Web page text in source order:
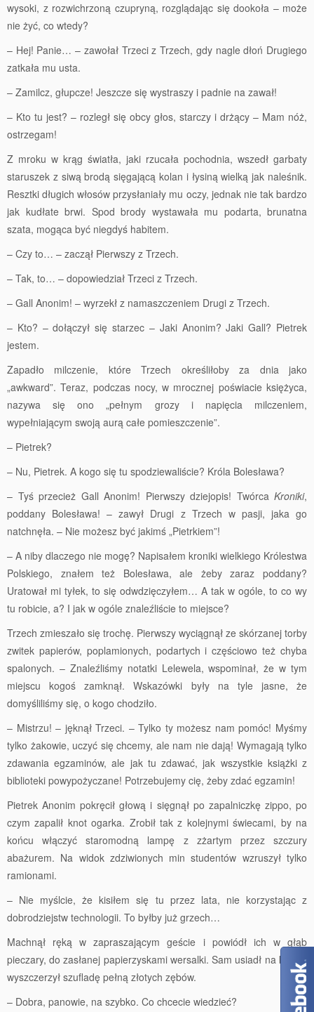
wysoki, z rozwichrzoną czupryną, rozglądając się dookoła – może
nie żyć, co wtedy?
– Hej! Panie… – zawołał Trzeci z Trzech, gdy nagle dłoń Drugiego
zatkała mu usta.
– Zamilcz, głupcze! Jeszcze się wystraszy i padnie na zawał!
– Kto tu jest? – rozległ się obcy głos, starczy i drżący – Mam nóż,
ostrzegam!
Z mroku w krąg światła, jaki rzucała pochodnia, wszedł garbaty
staruszek z siwą brodą sięgającą kolan i łysiną wielką jak naleśnik.
Resztki długich włosów przysłaniały mu oczy, jednak nie tak bardzo
jak kudłate brwi. Spod brody wystawała mu podarta, brunatna
szata, mogąca być niegdyś habitem.
– Czy to… – zaczął Pierwszy z Trzech.
– Tak, to… – dopowiedział Trzeci z Trzech.
– Gall Anonim! – wyrzekł z namaszczeniem Drugi z Trzech.
– Kto? – dołączył się starzec – Jaki Anonim? Jaki Gall? Pietrek
jestem.
Zapadło milczenie, które Trzech określiłoby za dnia jako
„awkward”. Teraz, podczas nocy, w mrocznej poświacie księżyca,
nazywa się ono „pełnym grozy i napięcia milczeniem,
wypełniającym swoją aurą całe pomieszczenie”.
– Pietrek?
– Nu, Pietrek. A kogo się tu spodziewaliście? Króla Bolesława?
– Tyś przecież Gall Anonim! Pierwszy dziejopis! Twórca Kroniki,
poddany Bolesława! – zawył Drugi z Trzech w pasji, jaka go
natchnęła. – Nie możesz być jakimś „Pietrkiem”!
– A niby dlaczego nie mogę? Napisałem kroniki wielkiego Królestwa
Polskiego, znałem też Bolesława, ale żeby zaraz poddany?
Uratował mi tyłek, to się odwdzięczyłem… A tak w ogóle, to co wy
tu robicie, a? I jak w ogóle znaleźliście to miejsce?
Trzech zmieszało się trochę. Pierwszy wyciągnął ze skórzanej torby
zwitek papierów, poplamionych, podartych i częściowo też chyba
spalonych. – Znaleźliśmy notatki Lelewela, wspominał, że w tym
miejscu kogoś zamknął. Wskazówki były na tyle jasne, że
domyśliliśmy się, o kogo chodziło.
– Mistrzu! – jęknął Trzeci. – Tylko ty możesz nam pomóc! Myśmy
tylko żakowie, uczyć się chcemy, ale nam nie dają! Wymagają tylko
zdawania egzaminów, ale jak tu zdawać, jak wszystkie książki z
biblioteki powypożyczane! Potrzebujemy cię, żeby zdać egzamin!
Pietrek Anonim pokręcił głową i sięgnął po zapalniczkę zippo, po
czym zapalił knot ogarka. Zrobił tak z kolejnymi świecami, by na
końcu włączyć staromodną lampę z zżartym przez szczury
abażurem. Na widok zdziwionych min studentów wzruszył tylko
ramionami.
– Nie myślcie, że kisiłem się tu przez lata, nie korzystając z
dobrodziejstw technologii. To byłby już grzech…
Machnął ręką w zapraszającym geście i powiódł ich w głąb
pieczary, do zasłanej papierzyskami wersalki. Sam usiadł na koźle i
wyszczerzył szufladę pełną złotych zębów.
– Dobra, panowie, na szybko. Co chcecie wiedzieć?